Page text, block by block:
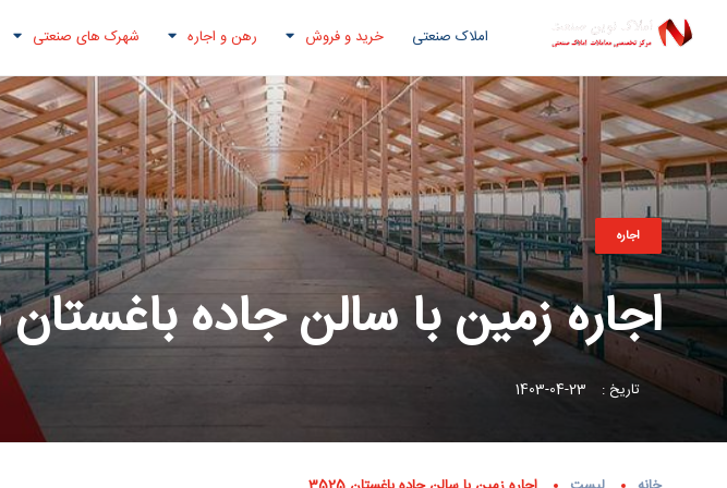
املاک صنعتی خرید و فروش رهن و اجاره شهرک های صنعتی
اجاره
اجاره زمین با سالن جاده باغستان 3525
تاریخ : 23-04-1403